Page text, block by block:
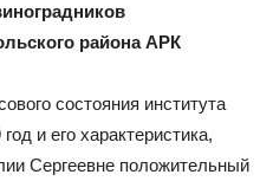
района АРК
состояния института
и его характеристика,
Сергеевне положительный